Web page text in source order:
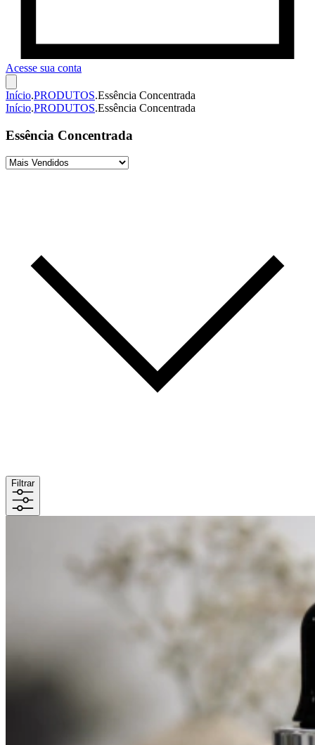
Acesse sua conta
Início.PRODUTOS.Essência Concentrada
Início.PRODUTOS.Essência Concentrada
Essência Concentrada
Filtrar